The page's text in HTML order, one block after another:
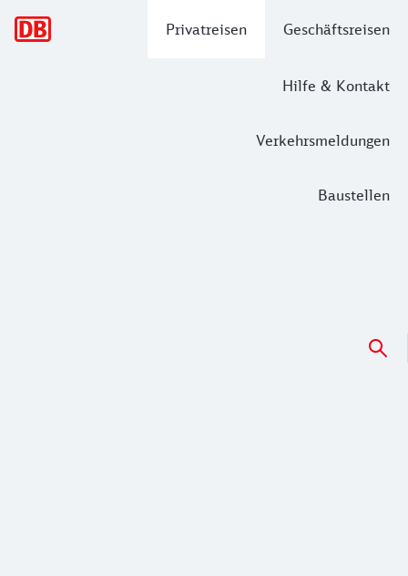
Privatreisen Geschäftsreisen
Hilfe & Kontakt
Verkehrsmeldungen
Baustellen